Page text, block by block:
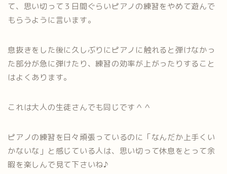
て、思い切って３日間ぐらいピアノの練習をやめて遊んで
もらうように言います。
息抜きをした後に久しぶりにピアノに触れると弾けなかっ
た部分が急に弾けたり、練習の効率が上がったりすること
はよくあります。
これは大人の生徒さんでも同じです＾＾
ピアノの練習を日々頑張っているのに「なんだか上手くい
かないな」と感じている人は、思い切って休息をとって余
暇を楽しんで見て下さいね♪